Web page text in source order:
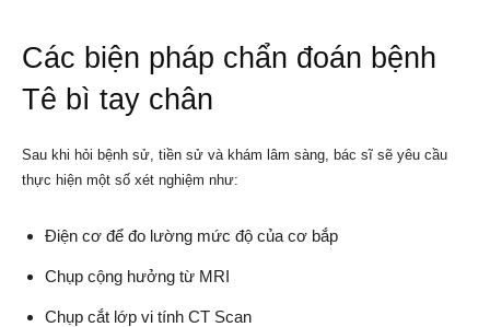
Các biện pháp chẩn đoán bệnh
Tê bì tay chân
Sau khi hỏi bệnh sử, tiền sử và khám lâm sàng, bác sĩ sẽ yêu cầu
thực hiện một số xét nghiệm như:
Điện cơ để đo lường mức độ của cơ bắp
Chụp cộng hưởng từ MRI
Chụp cắt lớp vi tính CT Scan